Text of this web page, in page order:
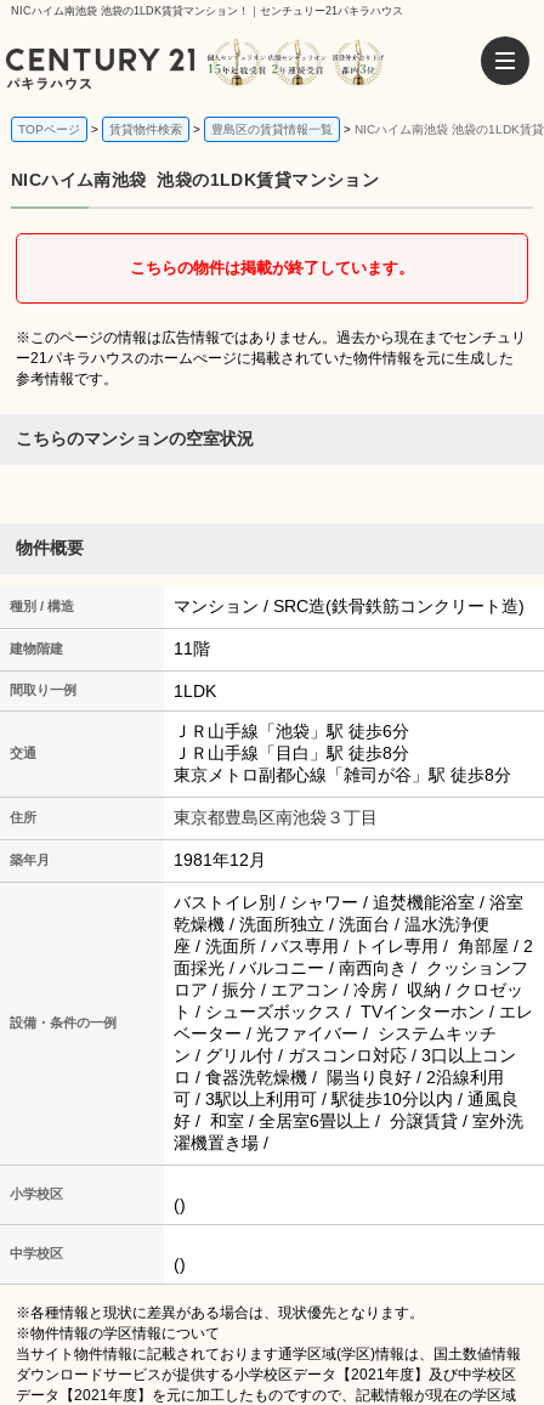
NICハイム南池袋 池袋の1LDK賃貸マンション！｜センチュリー21パキラハウス
TOPページ 賃貸物件検索 豊島区の賃貸情報一覧 NICハイム南池袋 池袋の1LDK賃
NICハイム南池袋 池袋の1LDK賃貸マンション
こちらの物件は掲載が終了しています。
※このページの情報は広告情報ではありません。過去から現在までセンチュリ
ー21パキラハウスのホームぺージに掲載されていた物件情報を元に生成した
参考情報です。
こちらのマンションの空室状況
物件概要
種別 / 構造 マンション / SRC造(鉄骨鉄筋コンクリート造)
建物階建 11階
間取り一例 1LDK
交通
ＪＲ山手線「池袋」駅 徒歩6分
ＪＲ山手線「目白」駅 徒歩8分
東京メトロ副都心線「雑司が谷」駅 徒歩8分
住所 東京都豊島区南池袋３丁目
築年月 1981年12月
設備・条件の一例
バストイレ別 / シャワー / 追焚機能浴室 / 浴室
乾燥機 / 洗面所独立 / 洗面台 / 温水洗浄便
座 / 洗面所 / バス専用 / トイレ専用 / 角部屋 / 2
面採光 / バルコニー / 南西向き / クッションフ
ロア / 振分 / エアコン / 冷房 / 収納 / クロゼッ
ト / シューズボックス / TVインターホン / エレ
ベーター / 光ファイバー / システムキッチ
ン / グリル付 / ガスコンロ対応 / 3口以上コン
ロ / 食器洗乾燥機 / 陽当り良好 / 2沿線利用
可 / 3駅以上利用可 / 駅徒歩10分以内 / 通風良
好 / 和室 / 全居室6畳以上 / 分譲賃貸 / 室外洗
濯機置き場 /
小学校区
()
中学校区
()
※各種情報と現状に差異がある場合は、現状優先となります。
※物件情報の学区情報について
当サイト物件情報に記載されております通学区域(学区)情報は、国土数値情報
ダウンロードサービスが提供する小学校区データ【2021年度】及び中学校区
データ【2021年度】を元に加工したものですので、記載情報が現在の学区域